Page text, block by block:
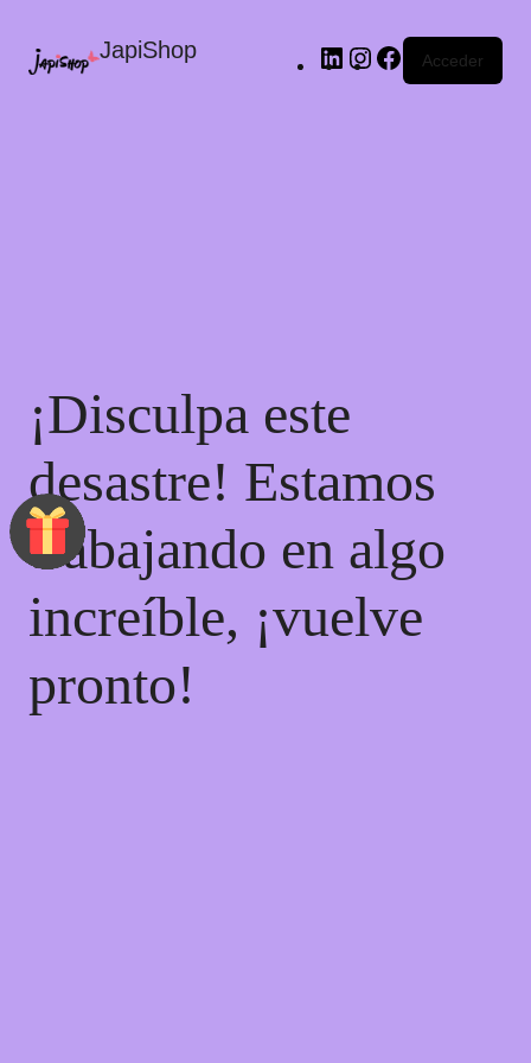
JapiShop Acceder
¡Disculpa este
desastre! Estamos
trabajando en algo
increíble, ¡vuelve
pronto!